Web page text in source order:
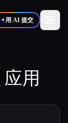
✦用 AI 提交
应用